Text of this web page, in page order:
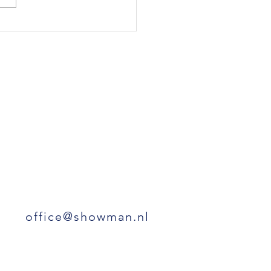
- Voorstelling op
office@showman.nl